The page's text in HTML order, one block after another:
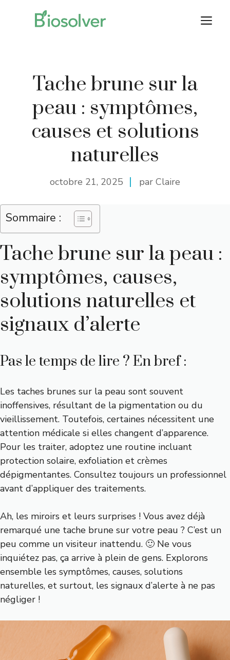
Tache brune sur la
peau : symptômes,
causes et solutions
naturelles
octobre 21, 2025 par Claire
Sommaire :
Tache brune sur la peau :
symptômes, causes,
solutions naturelles et
signaux d’alerte
Pas le temps de lire ? En bref :
Les taches brunes sur la peau sont souvent
inoffensives, résultant de la pigmentation ou du
vieillissement. Toutefois, certaines nécessitent une
attention médicale si elles changent d’apparence.
Pour les traiter, adoptez une routine incluant
protection solaire, exfoliation et crèmes
dépigmentantes. Consultez toujours un professionnel
avant d’appliquer des traitements.
Ah, les miroirs et leurs surprises ! Vous avez déjà
remarqué une tache brune sur votre peau ? C’est un
peu comme un visiteur inattendu. 🙂 Ne vous
inquiétez pas, ça arrive à plein de gens. Explorons
ensemble les symptômes, causes, solutions
naturelles, et surtout, les signaux d’alerte à ne pas
négliger !